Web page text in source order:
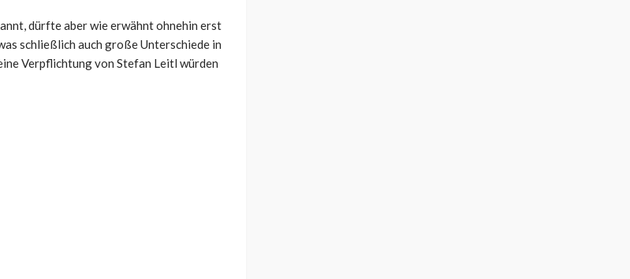
dürfte aber wie erwähnt ohnehin erst
schließlich auch große Unterschiede in
Verpflichtung von Stefan Leitl würden